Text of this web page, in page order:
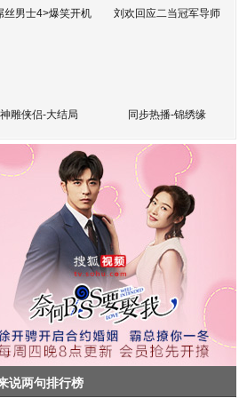
丝男士4>爆笑开机 刘欢回应二当冠军导师
神雕侠侣-大结局 同步热播-锦绣缘
说两句排行榜